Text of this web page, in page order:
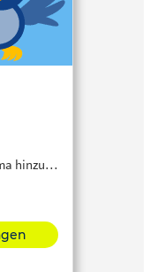
hinzu…